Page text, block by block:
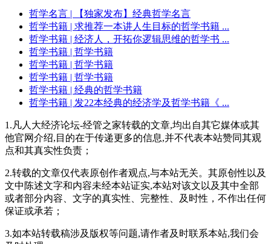
哲学名言 | 【独家发布】经典哲学名言
哲学书籍 | 求推荐一本讲人生目标的哲学书籍 ...
哲学书籍 | 经济人，开拓你逻辑思维的哲学书 ...
哲学书籍 | 哲学书籍
哲学书籍 | 哲学书籍
哲学书籍 | 哲学书籍
哲学书籍 | 经典的哲学书籍
哲学书籍 | 发22本经典的经济学及哲学书籍《 ...
1.凡人大经济论坛-经管之家转载的文章,均出自其它媒体或其
他官网介绍,目的在于传递更多的信息,并不代表本站赞同其观
点和其真实性负责；
2.转载的文章仅代表原创作者观点,与本站无关。其原创性以及
文中陈述文字和内容未经本站证实,本站对该文以及其中全部
或者部分内容、文字的真实性、完整性、及时性，不作出任何
保证或承若；
3.如本站转载稿涉及版权等问题,请作者及时联系本站,我们会